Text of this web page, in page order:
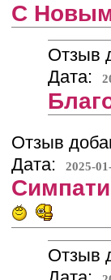
С
Отзыв
Дата:
Отзыв
Дата:
2025-
Отзыв